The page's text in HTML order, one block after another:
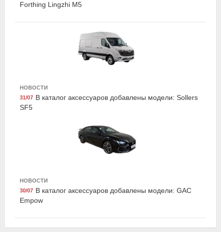
Suprotec 120987
Очиститель топливной системы "Супротек бензин" ,
Forthing Lingzhi M5
НОВОСТИ
31/07 В каталог аксессуаров добавлены модели: Sollers
SF5
НОВОСТИ
30/07 В каталог аксессуаров добавлены модели: GAC
Empow